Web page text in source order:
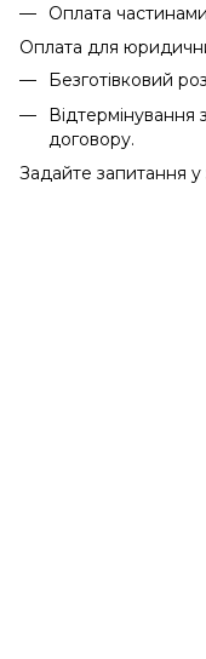
Оплата
Оплата для
Безготівковий
Відтермінування
договору.
Задайте запитання